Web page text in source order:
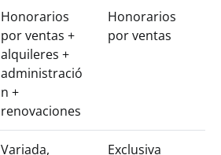
Honorarios
por ventas +
alquileres +
administració
n +
renovaciones
Honorarios
por ventas
Variada,
Exclusiva